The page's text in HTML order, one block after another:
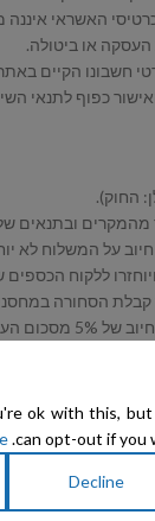
האשראי
או ביטולה.
חשבונו הקיים
כפוף לתנאי
ששילם בגין העסקה
זיכוי כספי בחיוב של
מביניהם)
המקורית
בלבד!).
ok with this, but
can opt-out if you
Decline